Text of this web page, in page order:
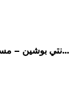
مهرجان مبحبكيش دا انتي بوشين – مسلم و شريف المصري و مودي امين